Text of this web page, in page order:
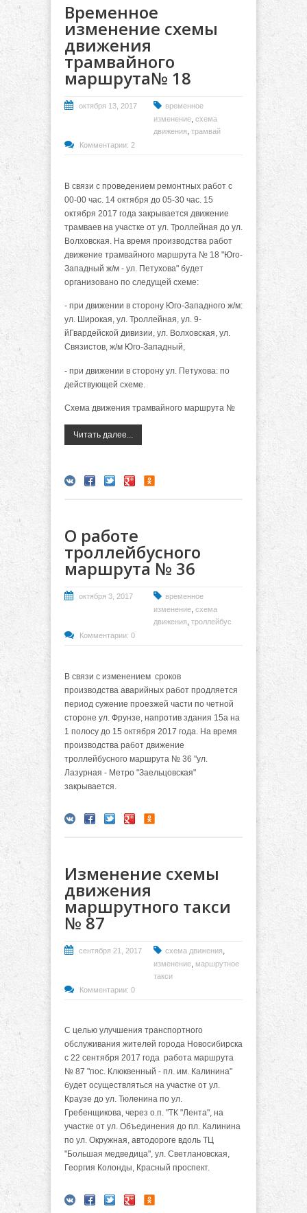
Временное
изменение схемы
движения
трамвайного
маршрута№ 18
октября 13, 2017
временное
изменение, схема
движения, трамвай
Комментарии: 2
В связи с проведением ремонтных работ с
00-00 час. 14 октября до 05-30 час. 15
октября 2017 года закрывается движение
трамваев на участке от ул. Троллейная до ул.
Волховская. На время производства работ
движение трамвайного маршрута № 18 "Юго-
Западный ж/м - ул. Петухова" будет
организовано по следущей схеме:
- при движении в сторону Юго-Западного ж/м:
ул. Широкая, ул. Троллейная, ул. 9-
йГвардейской дивизии, ул. Волховская, ул.
Связистов, ж/м Юго-Западный,
- при движении в сторону ул. Петухова: по
действующей схеме.
Схема движения трамвайного маршрута №
Читать далее...
О работе
троллейбусного
маршрута № 36
октября 3, 2017
временное
изменение, схема
движения, троллейбус
Комментарии: 0
В связи с изменением сроков
производства аварийных работ продляется
период сужение проезжей части по четной
стороне ул. Фрунзе, напротив здания 15а на
1 полосу до 15 октября 2017 года. На время
производства работ движение
троллейбусного маршрута № 36 "ул.
Лазурная - Метро "Заельцовская"
закрывается.
Изменение схемы
движения
маршрутного такси
№ 87
сентября 21, 2017 схема движения
изменение маршрутное
такси
Комментарии: 0
С целью улучшения транспортного
обслуживания жителей города Новосибирска
с 22 сентября 2017 года работа маршрута
№ 87 "пос. Клюквенный - пл. им. Калинина"
будет осуществляться на участке от ул.
Краузе до ул. Тюленина по ул.
Гребенщикова, через о.п. "ТК "Лента", на
участке от ул. Объединения до пл. Калинина
по ул. Окружная, автодороге вдоль ТЦ
"Большая медведица", ул. Светлановская,
Георгия Колонды, Красный проспект.